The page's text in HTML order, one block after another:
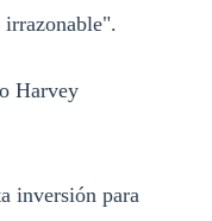
Harvey
inversión para